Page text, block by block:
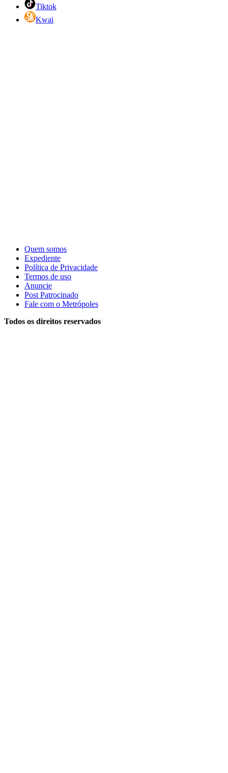
Tiktok
Kwai
Quem somos
Expediente
Política de Privacidade
Termos de uso
Anuncie
Post Patrocinado
Fale com o Metrópoles
Todos os direitos reservados